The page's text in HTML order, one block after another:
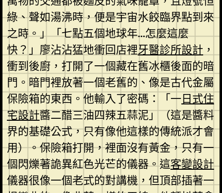
綠、聲如湯沸時，便是宇宙水餃臨界點到來
之時。」「七點五個地球年…怎麼這麼
快？」廖沾沾猛地衝回店裡牙醫診所設計 ，
衝到後廚，打開了一個藏在舊冰櫃後面的暗
門。暗門裡放著一個老舊的、像是古代金屬
保險箱的東西。他輸入了密碼：「一日式住
宅設計醬二醋三油四辣五蒜泥」（這是醬料
界的基礎公式，只有像他這樣的傳統派才會
用）。保險箱打開，裡面沒有黃金，只有一
個閃爍著詭異紅色光芒的儀器。這客變設計
儀器很像一個老式的對講機，但頂部插著一